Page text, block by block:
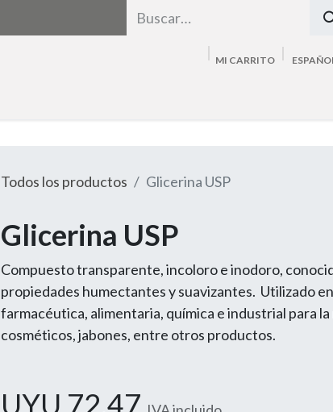
MI CARRITO
Todos los productos Glicerina USP
Glicerina USP
Compuesto transparente, incoloro e inodoro,
propiedades humectantes y suavizantes. Utilizado
farmacéutica, alimentaria, química e industrial para
cosméticos, jabones, entre otros productos.
UYU 72,47